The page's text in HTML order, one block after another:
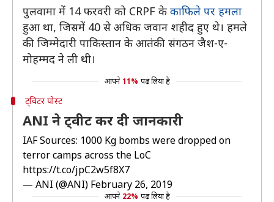
पुलवामा में 14 फरवरी को CRPF के काफिले पर हमला
हुआ था, जिसमें 40 से अधिक जवान शहीद हुए थे। हमले
की जिम्मेदारी पाकिस्तान के आतंकी संगठन जैश-ए-
मोहम्मद ने ली थी।
आपने 11% पढ़ लिया है
ट्विटर पोस्ट
ANI ने ट्वीट कर दी जानकारी
IAF Sources: 1000 Kg bombs were dropped on
terror camps across the LoC
https://t.co/jpC2w5f8X7
— ANI (@ANI) February 26, 2019
आपने 22% पढ़ लिया है